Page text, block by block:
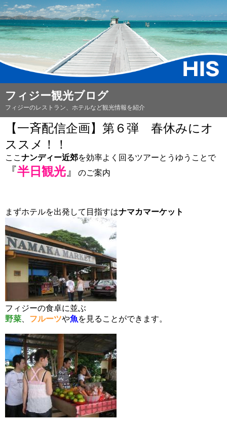
フィジー観光ブログ
フィジーのレストラン、ホテルなど観光情報を紹介
【一斉配信企画】第６弾 春休みにオ
ススメ！！
ここ ナンディー近郊を効率よく回るツアーとうゆうことで
『半日観光 』 のご案内
まずホテルを出発して目指すはナマカマーケット
フィジーの食卓に並ぶ
野菜
フルーツや魚を見ることができます。